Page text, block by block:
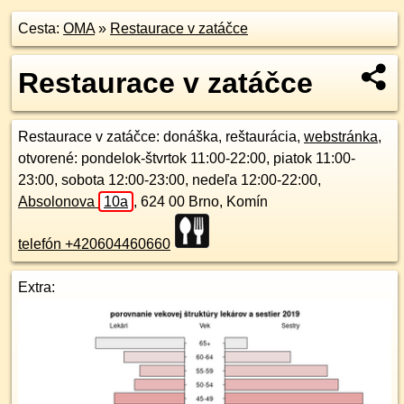
Cesta: OMA» Restaurace v zatáčce
Restaurace v zatáčce
Restaurace v zatáčce: donáška, reštaurácia, webstránka,
otvorené: pondelok-štvrtok 11:00-22:00, piatok 11:00-
23:00, sobota 12:00-23:00, nedeľa 12:00-22:00,
Absolonova
10a , 624 00 Brno, Komín
telefón +420604460660
Extra: